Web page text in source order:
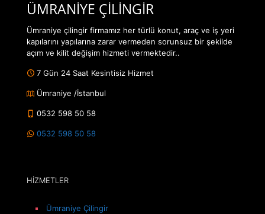
ÜMRANİYE ÇİLİNGİR
Ümraniye çilingir firmamız her türlü konut, araç ve iş yeri
kapılarını yapılarına zarar vermeden sorunsuz bir şekilde
açım ve kilit değişim hizmeti vermektedir..
7 Gün 24 Saat Kesintisiz Hizmet
Ümraniye /İstanbul
0532 598 50 58
0532 598 50 58
HİZMETLER
Ümraniye Çilingir